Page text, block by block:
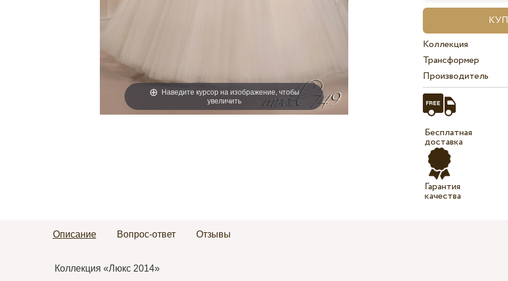
Наведите курсор на изображение, чтобы
увеличить
Коллекция
Трансформер
Производитель
Бесплатная
доставка
Гарантия
качества
Описание Вопрос-ответ Отзывы
Коллекция «Люкс 2014»